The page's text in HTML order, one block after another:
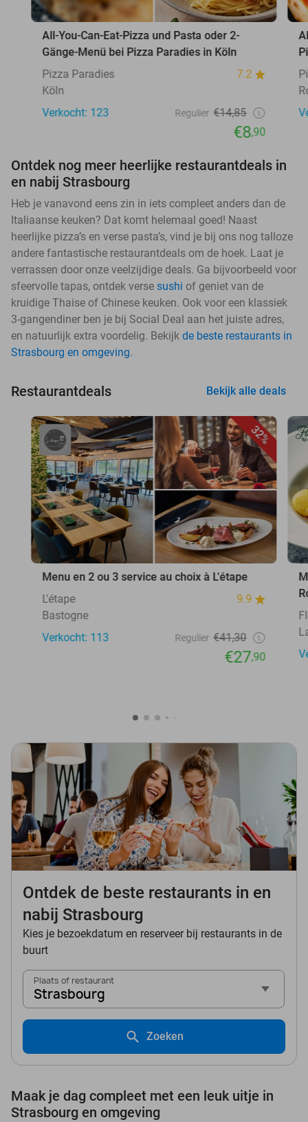
All-You-Can-Eat-Pizza und Pasta oder 2-
Gänge-Menü bei Pizza Paradies in Köln
Pizza Paradies
7.2
Köln
Verkocht: 123
Regulier €14,85
€8,90
Ontdek nog meer heerlijke restaurantdeals in
en nabij Strasbourg
Heb je vanavond eens zin in iets compleet anders dan de
Italiaanse keuken? Dat komt helemaal goed! Naast
heerlijke pizza’s en verse pasta’s, vind je bij ons nog talloze
andere fantastische restaurantdeals om de hoek. Laat je
verrassen door onze veelzijdige deals. Ga bijvoorbeeld voor
sfeervolle tapas, ontdek verse sushi of geniet van de
kruidige Thaise of Chinese keuken. Ook voor een klassiek
3-gangendiner ben je bij Social Deal aan het juiste adres,
en natuurlijk extra voordelig. Bekijk de beste restaurants in
Strasbourg en omgeving.
Restaurantdeals Bekijk alle deals
32%
Menu en 2 ou 3 service au choix à L'étape
L'étape
9.9
Bastogne
Verkocht: 113
Regulier €41,30
€27,90
Ontdek de beste restaurants in en
nabij Strasbourg
Kies je bezoekdatum en reserveer bij restaurants in de
buurt
Plaats of restaurant
Strasbourg
Zoeken
Maak je dag compleet met een leuk uitje in
Strasbourg en omgeving